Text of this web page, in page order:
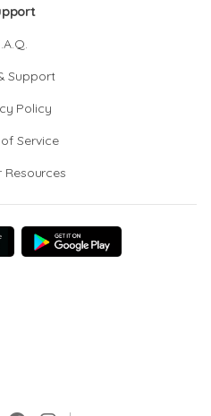
Support
Policy
Service
Resources